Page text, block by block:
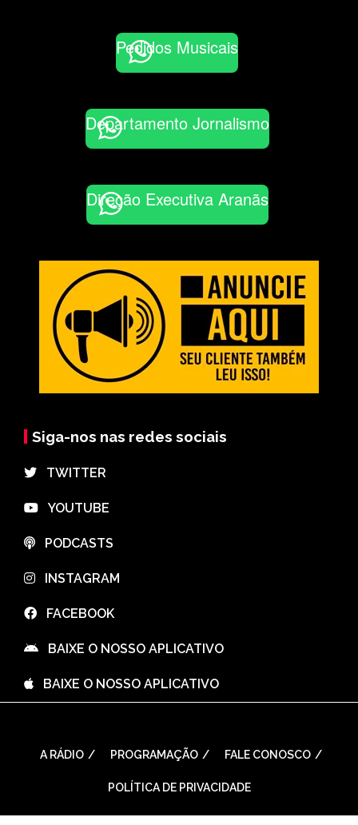
Pedidos Musicais
Departamento Jornalismo
Direção Executiva Aranãs
Siga-nos nas redes sociais
⠀TWITTER
⠀YOUTUBE
⠀PODCASTS
⠀INSTAGRAM
⠀FACEBOOK
⠀BAIXE O NOSSO APLICATIVO
⠀BAIXE O NOSSO APLICATIVO
A RÁDIO PROGRAMAÇÃO FALE CONOSCO
POLÍTICA DE PRIVACIDADE